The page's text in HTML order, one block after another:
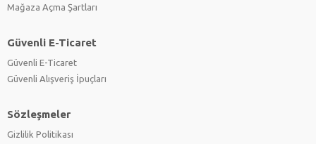
Mağaza Açma Şartları
Güvenli E-Ticaret
Güvenli E-Ticaret
Güvenli Alışveriş İpuçları
Sözleşmeler
Gizlilik Politikası